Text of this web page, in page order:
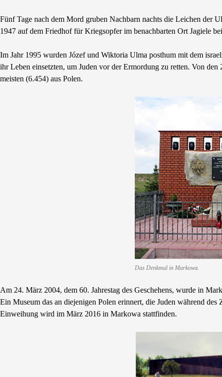
Fünf Tage nach dem Mord gruben Nachbarn nachts die Leichen der
1947 auf dem Friedhof für Kriegsopfer im benachbarten Ort Jagiele
Im Jahr 1995 wurden Józef und Wiktoria Ulma posthum mit dem
ihr Leben einsetzten, um Juden vor der Ermordung zu retten. Von
meisten (6.454) aus Polen.
Das Denkmal in Markowa.
Am 24. März 2004, dem 60. Jahrestag des Geschehens, wurde in
Ein Museum das an diejenigen Polen erinnert, die Juden während
Einweihung wird im März 2016 in Markowa stattfinden.